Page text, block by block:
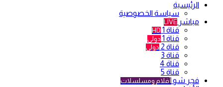
الرئيسية
سياسة الخصوصية
مباشر LIVE
قناة 1 HD
قناة 1 دولي
قناة 2 دولي
قناة 3
قناة 4
قناة 5
فجر شو أفلام ومسلسلات